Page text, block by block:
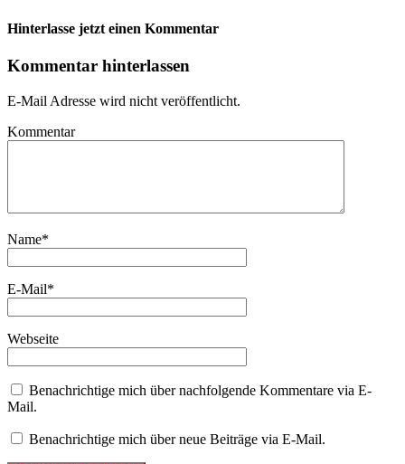
Hinterlasse jetzt einen Kommentar
Kommentar hinterlassen
E-Mail Adresse wird nicht veröffentlicht.
Kommentar
Name*
E-Mail*
Webseite
Benachrichtige mich über nachfolgende Kommentare via E-
Mail.
Benachrichtige mich über neue Beiträge via E-Mail.